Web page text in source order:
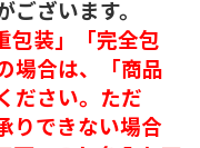
ざいます。
包装」「完全包
場合は、「商品
ださい。ただ
りできない場合